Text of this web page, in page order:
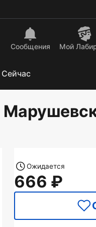
Сообщения Mой
Ожидается
666